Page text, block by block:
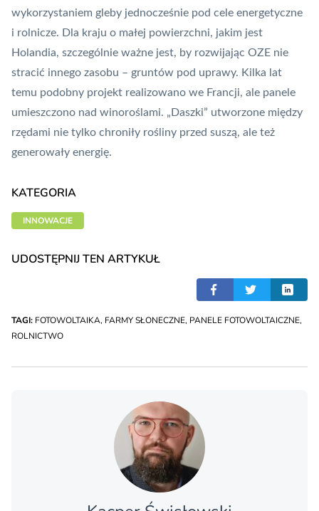
wykorzystaniem gleby jednocześnie pod cele energetyczne
i rolnicze. Dla kraju o małej powierzchni, jakim jest
Holandia, szczególnie ważne jest, by rozwijając OZE nie
stracić innego zasobu – gruntów pod uprawy. Kilka lat
temu podobny projekt realizowano we Francji, ale panele
umieszczono nad winoroślami. „Daszki” utworzone między
rzędami nie tylko chroniły rośliny przed suszą, ale też
generowały energię.
KATEGORIA
INNOWACJE
UDOSTĘPNIJ TEN ARTYKUŁ
TAGI: FOTOWOLTAIKA, FARMY SŁONECZNE, PANELE FOTOWOLTAICZNE,
ROLNICTWO